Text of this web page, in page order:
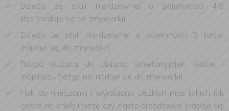
Dzieża ze stali nierdzewnej o pojemności 4.8
litra (nadaje się do zmywarki).
Dzieża ze stali nierdzewnej o pojemności 3 litrów
(nadaje się do zmywarki).
Rózga służącą do ubijania śmietany,jajek, lodów i
majonezu (rózga nie nadaje się do zmywarki)
Hak do mieszania i wyrabiana ciężkich mas takich jak
ciasto na chleb i pizzę czy ciasto drożdżowe (nadaje się